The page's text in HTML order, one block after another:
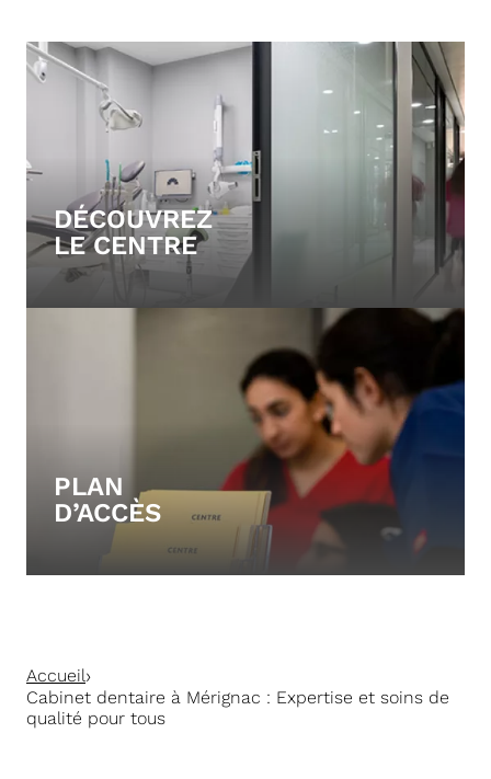
DÉCOUVREZ
LE CENTRE
PLAN
D’ACCÈS
Accueil›
Cabinet dentaire à Mérignac : Expertise et soins de
qualité pour tous